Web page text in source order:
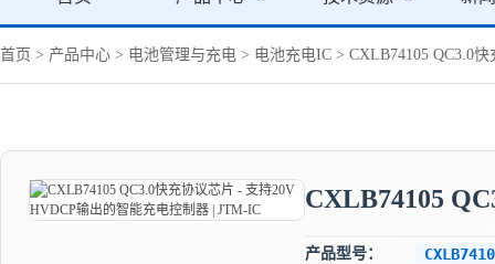
首页 > 产品中心 > 电池管理与充电 > 电池充电IC > CXLB74105 QC3.0
CXLB74105
产品型号：